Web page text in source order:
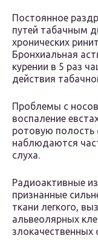
Постоянное
путей табачным
хронических
Бронхиальная
курении в 5 раз
действия
Проблемы с
воспаление
ротовую полость
наблюдаются
слуха.
Радиоактивные
признанные
ткани легкого,
альвеолярных
злокачественных